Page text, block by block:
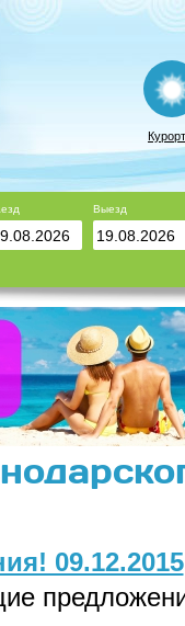
Выезд
09.12.2015